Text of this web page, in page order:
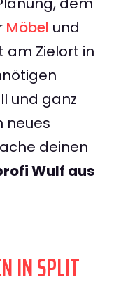
Möbel und
am Zielort in
und ganz
neues
deinen
Wulf aus
IN SPLIT